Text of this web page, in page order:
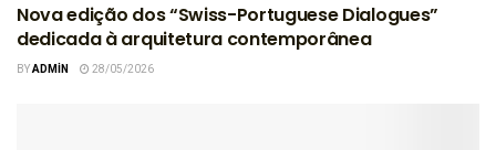
Nova edição dos “Swiss-Portuguese Dialogues”
dedicada à arquitetura contemporânea
BYADMIN 28/05/2026